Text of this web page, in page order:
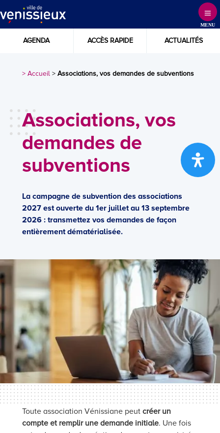
to
Content
MENU
AGENDA ACCÈS RAPIDE ACTUALITÉS
> Accueil> Associations, vos demandes de subventions
Associations, vos
demandes de
subventions
La campagne de subvention des associations
2027 est ouverte du 1er juillet au 13 septembre
2026 : transmettez vos demandes de façon
entièrement dématérialisée.
Toute association Vénissiane peut créer un
compte et remplir une demande initiale. Une fois